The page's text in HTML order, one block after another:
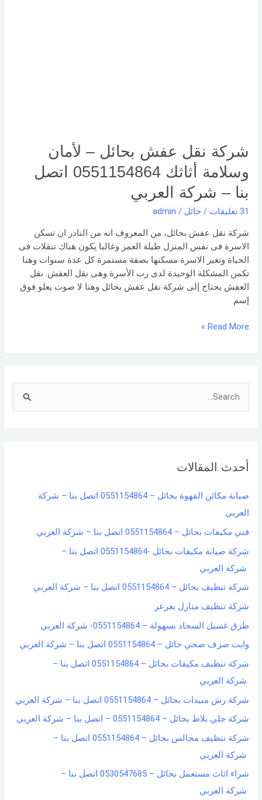
شركة نقل عفش بحائل – لأمان
وسلامة أثاثك 0551154864 اتصل
بنا – شركة العربي
31 تعليقات / حائل /
admin
شركة نقل عفش بحائل، من المعروف انه من النادر ان تسكن
الاسرة فى نفس المنزل طيلة العمر وغالبا يكون هناك تنقلات فى
الحياة وتغير الاسرة مسكنها بصفة مستمرة كل عدة سنوات وهنا
تكمن المشكلة الوحيدة لدى رب الأسرة وهى نقل العفش. نقل
العفش يحتاج إلى شركة نقل عفش بحائل وهنا لا صوت يعلو فوق
إسم
بنا –
شركة العربي
Read More »
c
f
o
r
:
أحدث المقالات
صيانة مكائن القهوة بحائل – 0551154864 اتصل بنا – شركة
العربي
فني مكيفات بحائل – 0551154864 اتصل بنا – شركة العربي
شركة صيانة مكيفات بحائل -0551154864 اتصل بنا –
شركة العربي
شركة تنظيف بحائل – 0551154864 اتصل بنا – شركة العربي
شركة تنظيف منازل بعرعر
طرق غسيل السجاد بسهولة – 0551154864- شركة العربي
وايت صرف صحي حائل – 0551154864 اتصل بنا – شركة العربي
شركة تنظيف مكيفات بحائل – 0551154864 اتصل بنا –
شركة العربي
شركة رش مبيدات بحائل – 0551154864 اتصل بنا – شركة العربي
شركة جلي بلاط بحائل – 0551154864 – اتصل بنا – شركة العربي
شركة تنظيف مجالس بحائل – 0551154864 اتصل بنا –
شركة العربي
شراء اثاث مستعمل بحائل – 0530547685 اتصل بنا –
شركة العربي